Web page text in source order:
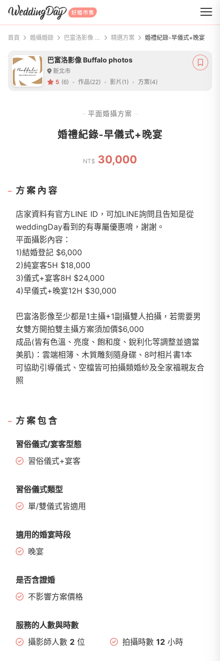
WeddingDay 好婚市集
首頁 婚攝婚錄 巴富洛影像 Buffalo photos 精選方案 婚禮紀錄-早儀式+晚宴
巴富洛影像 Buffalo photos
新北市
5 (6) 作品(22) 影片(1) 方案(4)
平面婚攝方案
婚禮紀錄-早儀式+晚宴
NT$ 30,000
方案內容
店家資料有官方LINE ID，可加LINE詢問且告知是從
weddingDay看到的有專屬優惠唷，謝謝。
平面攝影內容：
1)結婚登記 $6,000
2)純宴客5H $18,000
3)儀式+宴客8H $24,000
4)早儀式+晚宴12H $30,000
巴富洛影像至少都是1主攝+1副攝雙人拍攝，若需要男
女雙方開拍雙主攝方案須加價$6,000
成品(皆有色溫、亮度、飽和度、銳利化等調整並適當
美肌)：雲端相簿、木質雕刻隨身碟、8吋相片書1本
可協助引導儀式、空檔皆可拍攝類婚紗及全家福親友合
照
方案包含
習俗儀式/宴客型態
習俗儀式+宴客
習俗儀式類型
單/雙儀式皆適用
適用的婚宴時段
晚宴
是否含證婚
不影響方案價格
服務的人數與時數
攝影師人數 2 位 拍攝時數 12 小時